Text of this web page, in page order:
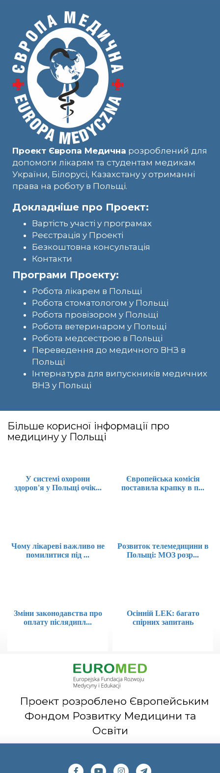
Проект Європа Медична розроблений для
допомоги лікарям та студентам медикам
України, Білорусі, Казахстану у отриманні
права на роботу в Польщі.
Докладніше про Проект:
Вартість участі у програмах
Реєстрація у Проекті
Безкоштовна консультація
Контакти
Програми Проекту:
Робота лікарем в Польщі
Робота стоматологом у Польщі
Робота провізором у Польщі
Робота ветеринаром у Польщі
Робота медсестрою в Польщі
Переведення до медичного ВНЗ в
Польщі
Інтернатура для випускників медичних
ВНЗ у Польщі
Більше корисної інформації про
медицину у Польщі
У системі охорони
здоров'я у Польщі очік...
Європейська комісія
поставила крапку в п...
Чому лікареві важливо не
помилитися під ...
Розвиток телемедицини в
Польщі: МОЗ розр...
Зміни законодавства про
оплату післядипл...
Осінній LEK: багато
спірних запитань
Проект розроблено Європейським
Фондом Розвитку Медицини та
Освіти